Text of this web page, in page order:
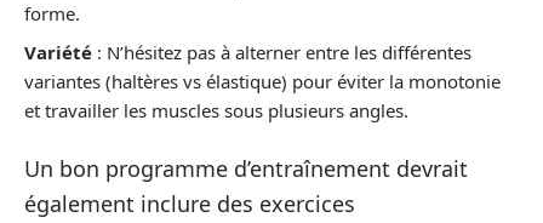
forme.
Variété : N’hésitez pas à alterner entre les différentes
variantes (haltères vs élastique) pour éviter la monotonie
et travailler les muscles sous plusieurs angles.
Un bon programme d’entraînement devrait
également inclure des exercices